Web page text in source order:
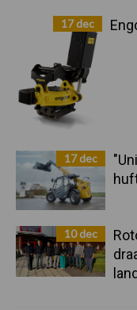
17 dec
17 dec
10 dec